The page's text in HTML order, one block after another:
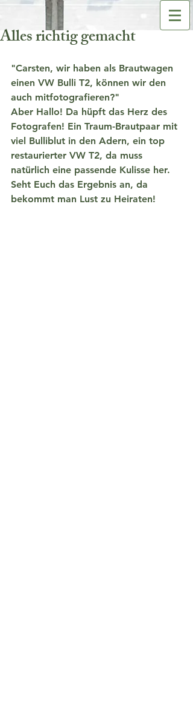
Alles richtig gemacht
"Carsten, wir haben als Brautwagen
einen VW Bulli T2, können wir den
auch mitfotografieren?"
Aber Hallo! Da hüpft das Herz des
Fotografen! Ein Traum-Brautpaar mit
viel Bulliblut in den Adern, ein top
restaurierter VW T2, da muss
natürlich eine passende Kulisse her.
Seht Euch das Ergebnis an, da
bekommt man Lust zu Heiraten!